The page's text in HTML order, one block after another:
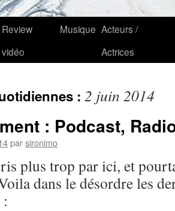
Review
vidéo
Musique Acteurs /
Actrices
: 2 juin 2014
: Podcast,
parsironimo
plus trop par ici, et
dans le désordre les